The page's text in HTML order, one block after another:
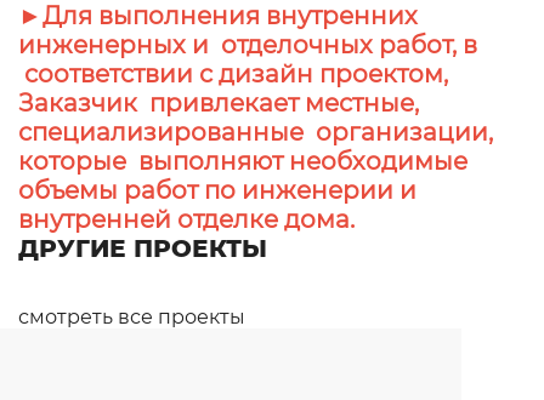
►Для выполнения внутренних
инженерных и отделочных работ, в
соответствии с дизайн проектом,
Заказчик привлекает местные,
специализированные организации,
которые выполняют необходимые
объемы работ по инженерии и
внутренней отделке дома.
ДРУГИЕ ПРОЕКТЫ
смотреть все проекты